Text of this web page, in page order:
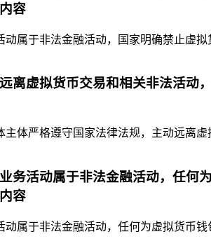
容
属于非法金融活动，国家明确禁止虚
离虚拟货币交易和相关非法活动
体严格遵守国家法律法规，主动远离
务活动属于非法金融活动，任
容
属于非法金融活动，任何为虚拟货币